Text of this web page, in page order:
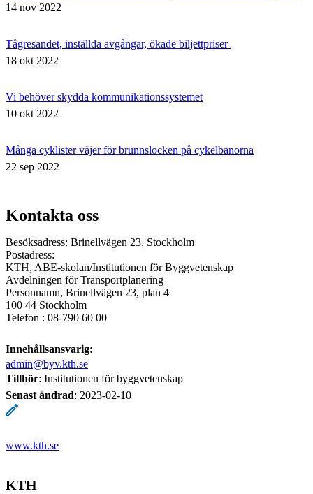
14 nov 2022
Tågresandet, inställda avgångar, ökade biljettpriser ​
18 okt 2022
Vi behöver skydda kommunikationssystemet
10 okt 2022
Många cyklister väjer för brunnslocken på cykelbanorna
22 sep 2022
Kontakta oss
Besöksadress: Brinellvägen 23, Stockholm
Postadress:
KTH, ABE-skolan/Institutionen för Byggvetenskap
Avdelningen för Transportplanering
Personnamn, Brinellvägen 23, plan 4
100 44 Stockholm
Telefon : 08-790 60 00
Innehållsansvarig:
admin@byv.kth.se
Tillhör: Institutionen för byggvetenskap
Senast ändrad: 2023-02-10
www.kth.se
KTH